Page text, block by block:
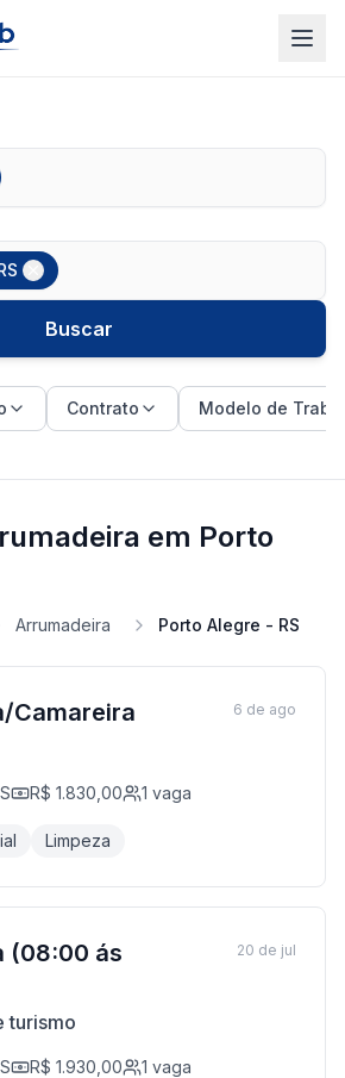
Buscar
Contrato Modelo de
em Porto
Arrumadeira Porto Alegre - RS
Camareira
R$ 1.830,00 1 vaga
Limpeza
6 de ago
(08:00 ás
turismo
R$ 1.930,00 1 vaga
20 de jul